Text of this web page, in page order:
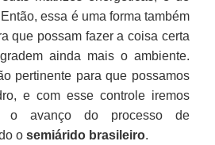
essa é uma forma também
que possam fazer a coisa certa
ainda mais o ambiente.
pertinente para que possamos
e com esse controle iremos
o avanço do processo de
osemiárido brasileiro.